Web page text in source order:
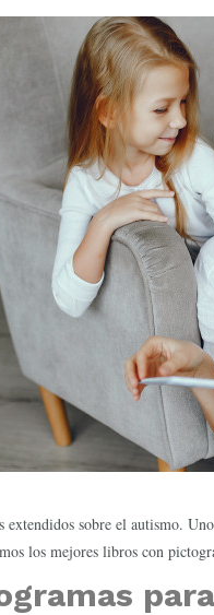
sobre el autismo.
los mejores libros con